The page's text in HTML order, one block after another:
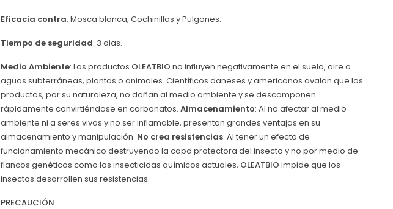
Eficacia contra: Mosca blanca, Cochinillas y Pulgones.
Tiempo de seguridad: 3 dias.
Medio Ambiente: Los productos OLEATBIO no influyen negativamente en el suelo, aire o
aguas subterráneas, plantas o animales. Científicos daneses y americanos avalan que los
productos, por su naturaleza, no dañan al medio ambiente y se descomponen
rápidamente convirtiéndose en carbonatos. Almacenamiento: Al no afectar al medio
ambiente ni a seres vivos y no ser inflamable, presentan grandes ventajas en su
almacenamiento y manipulación. No crea resistencias: Al tener un efecto de
funcionamiento mecánico destruyendo la capa protectora del insecto y no por medio de
flancos genéticos como los insecticidas químicos actuales, OLEATBIO impide que los
insectos desarrollen sus resistencias.
PRECAUCIÓN